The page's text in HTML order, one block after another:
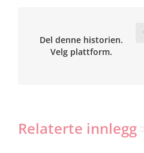
Del denne historien.
Velg plattform.
Relaterte innlegg